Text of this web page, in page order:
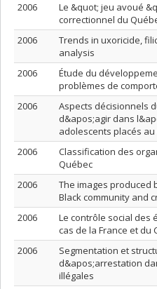
2006
Le &quot; jeu avoué
correctionnel du
2006
Trends in uxoricide,
analysis
2006
Étude du
problèmes de
2006
Aspects décisionnels
d&apos;agir dans
adolescents placés
2006
Classification des
Québec
2006
The images produced
Black community and
2006
Le contrôle social des
cas de la France et du
2006
Segmentation et
d&apos;arrestation
illégales